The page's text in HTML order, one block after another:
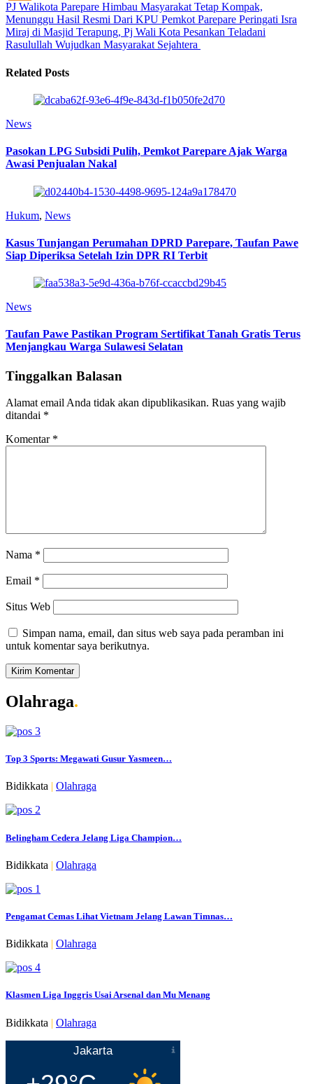
PJ Walikota Parepare Himbau Masyarakat Tetap Kompak,
Menunggu Hasil Resmi Dari KPU Pemkot Parepare Peringati Isra
Miraj di Masjid Terapung, Pj Wali Kota Pesankan Teladani
Rasulullah Wujudkan Masyarakat Sejahtera
Related Posts
News
Pasokan LPG Subsidi Pulih, Pemkot Parepare Ajak Warga
Awasi Penjualan Nakal
Hukum, News
Kasus Tunjangan Perumahan DPRD Parepare, Taufan Pawe
Siap Diperiksa Setelah Izin DPR RI Terbit
News
Taufan Pawe Pastikan Program Sertifikat Tanah Gratis Terus
Menjangkau Warga Sulawesi Selatan
Tinggalkan Balasan
Alamat email Anda tidak akan dipublikasikan. Ruas yang wajib
ditandai *
Komentar *
Nama *
Email *
Situs Web
Simpan nama, email, dan situs web saya pada peramban ini
untuk komentar saya berikutnya.
Olahraga.
Top 3 Sports: Megawati Gusur Yasmeen…
Bidikkata Olahraga
Belingham Cedera Jelang Liga Champion…
Bidikkata | Olahraga
Pengamat Cemas Lihat Vietnam Jelang Lawan Timnas…
Bidikkata | Olahraga
Klasmen Liga Inggris Usai Arsenal dan Mu Menang
Bidikkata | Olahraga
Jakarta